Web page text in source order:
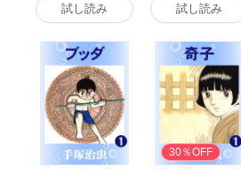
試し読み 試し読み
30％OFF